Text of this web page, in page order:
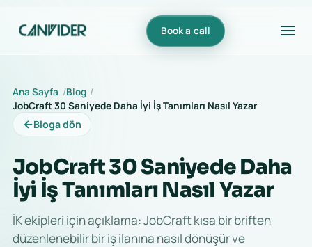
Book a call
Ana Sayfa
Blog
JobCraft 30 Saniyede Daha İyi İş Tanımları Nasıl Yazar
←Bloga dön
JobCraft 30 Saniyede Daha
İyi İş Tanımları Nasıl Yazar
İK ekipleri için açıklama: JobCraft kısa bir briften
düzenlenebilir bir iş ilanına nasıl dönüşür ve